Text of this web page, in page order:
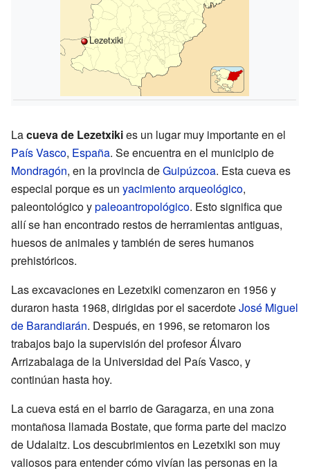
Lezetxiki
Lacueva de Lezetxikies un lugar muy importante en el
País Vasco, España. Se encuentra en el municipio de
Mondragón, en la provincia deGuipúzcoa. Esta cueva es
especial porque es un yacimiento arqueológico,
paleontológico ypaleoantropológico. Esto significa que
allí se han encontrado restos de herramientas antiguas,
huesos de animales y también de seres humanos
prehistóricos.
Las excavaciones en Lezetxiki comenzaron en 1956 y
duraron hasta 1968, dirigidas por el sacerdoteJosé Miguel
de Barandiarán. Después, en 1996, se retomaron los
trabajos bajo la supervisión del profesor Álvaro
Arrizabalaga de la Universidad del País Vasco, y
continúan hasta hoy.
La cueva está en el barrio de Garagarza, en una zona
montañosa llamada Bostate, que forma parte del macizo
de Udalaitz. Los descubrimientos en Lezetxiki son muy
valiosos para entender cómo vivían las personas en la